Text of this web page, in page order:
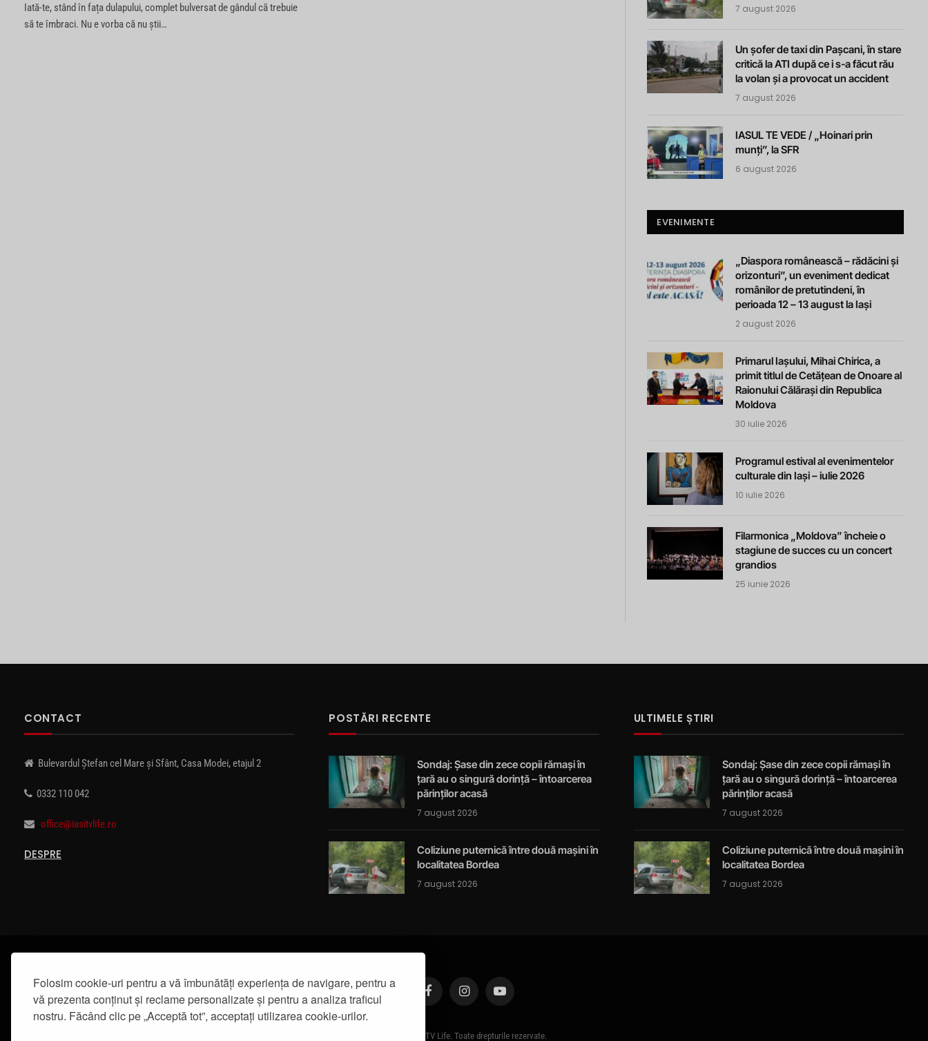
Folosim cookie-uri pentru a vă îmbunătăți experiența de navigare, pentru a
vă prezenta conținut și reclame personalizate și pentru a analiza traficul
nostru. Făcând clic pe „Acceptă tot”, acceptați utilizarea cookie-urilor.
Iată-te, stând în fața dulapului, complet bulversat de gândul că trebuie
să te îmbraci. Nu e vorba că nu știi…
7 august 2026
Un șofer de taxi din Pașcani, în stare
critică la ATI după ce i s-a făcut rău
la volan și a provocat un accident
7 august 2026
IASUL TE VEDE / „Hoinari prin
munți”, la SFR
6 august 2026
EVENIMENTE
„Diaspora românească – rădăcini și
orizonturi”, un eveniment dedicat
românilor de pretutindeni, în
perioada 12 – 13 august la Iași
2 august 2026
Primarul Iașului, Mihai Chirica, a
primit titlul de Cetățean de Onoare al
Raionului Călărași din Republica
Moldova
30 iulie 2026
Programul estival al evenimentelor
culturale din Iași – iulie 2026
10 iulie 2026
Filarmonica „Moldova” încheie o
stagiune de succes cu un concert
grandios
25 iunie 2026
CONTACT
Bulevardul Ștefan cel Mare și Sfânt, Casa Modei, etajul 2
0332 110 042
office@iasitvlife.ro
DESPRE
POSTĂRI RECENTE
Sondaj: Șase din zece copii rămași în
țară au o singură dorință – întoarcerea
părinților acasă
7 august 2026
Coliziune puternică între două mașini în
localitatea Bordea
7 august 2026
ULTIMELE ȘTIRI
Sondaj: Șase din zece copii rămași în
țară au o singură dorință – întoarcerea
părinților acasă
7 august 2026
Coliziune puternică între două mașini în
localitatea Bordea
7 august 2026
FacebookInstagramYouTube
© 2019 - IasiTV Life. Toate drepturile rezervate.